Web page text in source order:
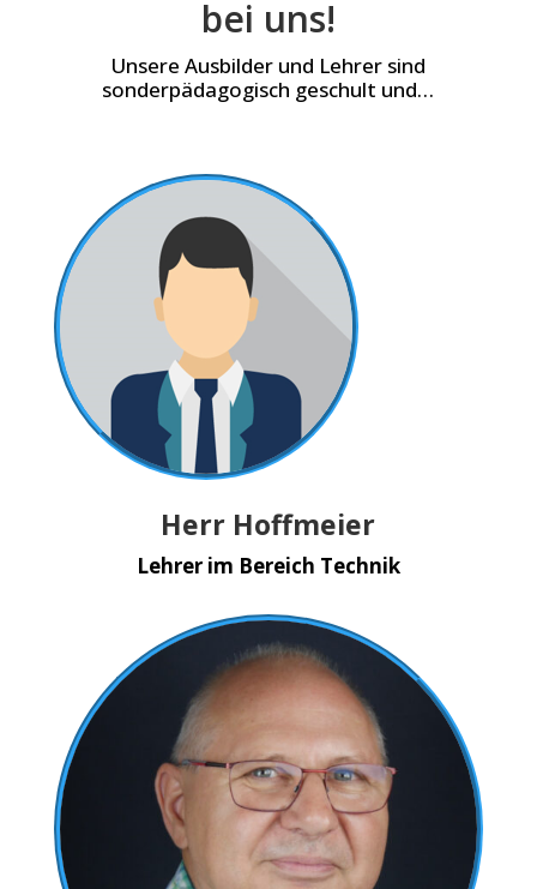
bei uns!
Unsere Ausbilder und Lehrer sind
sonderpädagogisch geschult und…
Herr Hoffmeier
Lehrer im Bereich Technik